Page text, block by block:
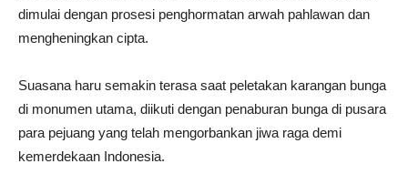
dimulai dengan prosesi penghormatan arwah pahlawan dan
mengheningkan cipta.
Suasana haru semakin terasa saat peletakan karangan bunga
di monumen utama, diikuti dengan penaburan bunga di pusara
para pejuang yang telah mengorbankan jiwa raga demi
kemerdekaan Indonesia.